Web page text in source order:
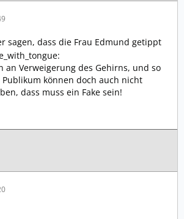
sagen, dass die Frau Edmund getippt
an Verweigerung des Gehirns, und so
können doch auch nicht
dass muss ein Fake sein!